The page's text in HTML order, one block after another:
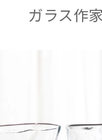
ガラス作家